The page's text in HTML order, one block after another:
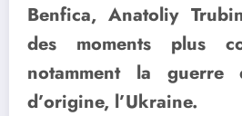
Benfica, Anatoliy
des moments plus
notamment la guerre
d’origine, l’Ukraine.